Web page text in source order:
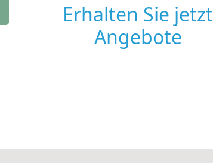
Erhalten Sie jetzt
Angebote